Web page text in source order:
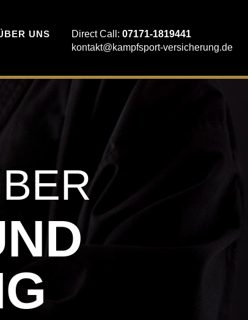
UNS Direct Call: 07171-1819441
kontakt@kampfsport-versicherung.de